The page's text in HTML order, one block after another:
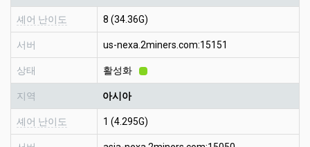
셰어 난이도 8 (34.36G)
서버 us-nexa.2miners.com:15151
상태 활성화
지역 아시아
셰어 난이도 1 (4.295G)